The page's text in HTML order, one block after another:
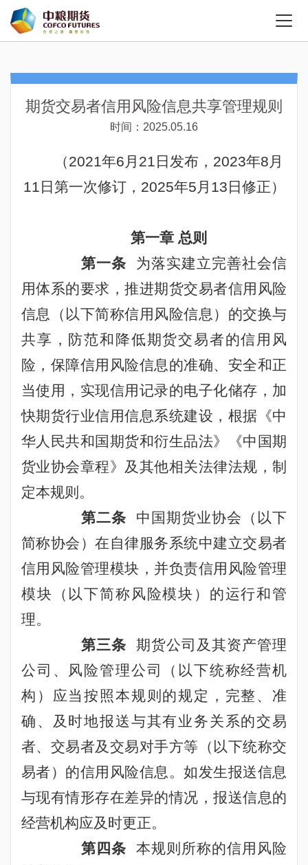
期货交易者信用风险信息共享管理规则
时间：2025.05.16
（2021年6月 21 日发布， 2023年8月
11 日第一次修订，2025年5月13日修正）
第一章 总则
第一条
为落实建立完善社会信
用体系的要求，推进期货交易者信用风险
信息（以下简称信用风险信息）的交换与
共享，防范和降低期货交易者的信用风
险，保障信用风险信息的准确、安全和正
当使用， 实现信用记录的电子化储存，加
快期货行业信用信息系统建设，根据《中
华人民共和国期货和衍生品法》《中国期
货业协会章程》及其他相关法律法规， 制
定本规则 。
第二条
中国期货业协会（以下
简称协会）在自律服务系统中建立交易者
信用风险管理模块，并负责信用风险管理
模块（以下简称风险模块）的运行和管
理。
第三条
期货公司及其资产管理
公司、风险管理公司（以下统称经营机
构）应当按照本规则的规定，完整、准
确、及时地报送与其有业务关系的交易
者、交易者及交易对手方等（以下统称交
易者）的信用风险信息。如发生报送信息
与现有情形存在差异的情况，报送信息的
经营机构应及时更正。
第四条
本规则所称的信用风险